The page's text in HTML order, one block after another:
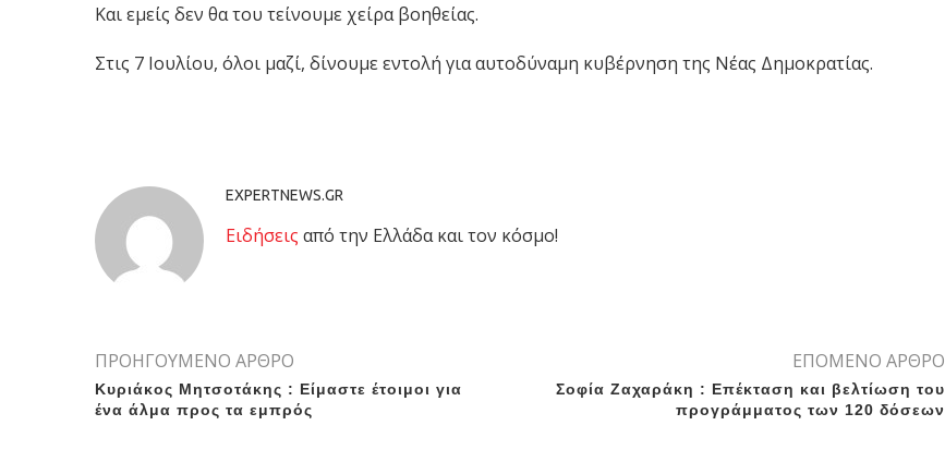
Και εμείς δεν θα του τείνουμε χείρα βοηθείας.
Στις 7 Ιουλίου, όλοι μαζί, δίνουμε εντολή για αυτοδύναμη κυβέρνηση της Νέας Δημοκρατίας.
EXPERTNEWS.GR
Eιδήσεις από την Ελλάδα και τον κόσμο!
ΠΡΟΗΓΟΥΜΕΝΟ ΑΡΘΡΟ
Κυριάκος Μητσοτάκης : Eίμαστε έτοιμοι για
ένα άλμα προς τα εμπρός
ΕΠΟΜΕΝΟ ΑΡΘΡΟ
Σοφία Ζαχαράκη : Επέκταση και βελτίωση του
προγράμματος των 120 δόσεων